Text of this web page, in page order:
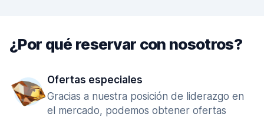
¿Por qué reservar con nosotros?
Ofertas especiales
Gracias a nuestra posición de liderazgo en
el mercado, podemos obtener ofertas